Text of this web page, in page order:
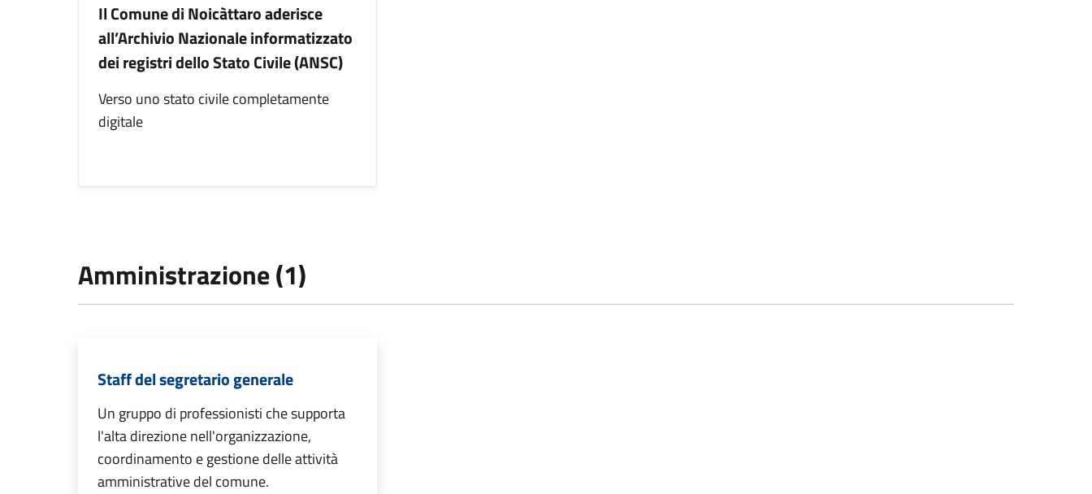
Il Comune di Noicàttaro aderisce
all’Archivio Nazionale informatizzato
dei registri dello Stato Civile (ANSC)
Verso uno stato civile completamente
digitale
Amministrazione (1)
Staff del segretario generale
Un gruppo di professionisti che supporta
l'alta direzione nell'organizzazione,
coordinamento e gestione delle attività
amministrative del comune.